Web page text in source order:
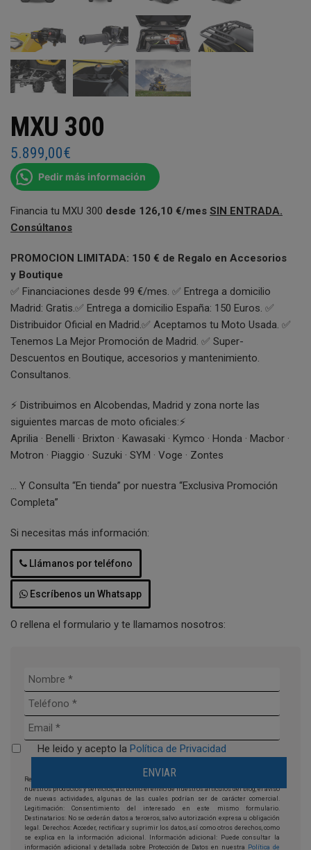
MXU 300
5.899,00€
Pedir más información
Financia tu MXU 300 desde 126,10 €/mes SIN ENTRADA.
Consúltanos
PROMOCION LIMITADA: 150 € de Regalo en Accesorios
y Boutique
✅ Financiaciones desde 99 €/mes. ✅ Entrega a domicilio
Madrid: Gratis.✅ Entrega a domicilio España: 150 Euros. ✅
Distribuidor Oficial en Madrid.✅ Aceptamos tu Moto Usada. ✅
Tenemos La Mejor Promoción de Madrid. ✅ Super-
Descuentos en Boutique, accesorios y mantenimiento.
Consultanos.
⚡ Distribuimos en Alcobendas, Madrid y zona norte las
siguientes marcas de moto oficiales:⚡
Aprilia · Benelli · Brixton · Kawasaki · Kymco · Honda · Macbor ·
Motron · Piaggio · Suzuki · SYM · Voge · Zontes
… Y Consulta “En tienda” por nuestra “Exclusiva Promoción
Completa”
Si necesitas más información:
Llámanos por teléfono
Escríbenos un Whatsapp
O rellena el formulario y te llamamos nosotros:
He leido y acepto la Política de Privacidad
Responsable: Moto Franchising, s.l. Finalidad: la prestación y comercialización de
nuestros productos y servicios, así como el envío de nuestros artículos del blog, el aviso
de nuevas actividades, algunas de las cuales podrían ser de carácter comercial.
Legitimación: Consentimiento del interesado en este mismo formulario.
Destinatarios: No se cederán datos a terceros, salvo autorización expresa u obligación
legal. Derechos: Acceder, rectificar y suprimir los datos, así como otros derechos, como
se explica en la información adicional. Información adicional: Puede consultar la
información adicional y detallada sobre Protección de Datos en nuestra
Política de